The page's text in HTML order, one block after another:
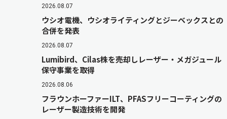
2026.08.07
ウシオ電機、ウシオライティングとジーベックスとの
合併を発表
2026.08.07
Lumibird、Cilas株を売却しレーザー・メガジュール
保守事業を取得
2026.08.06
フラウンホーファーILT、PFASフリーコーティングの
レーザー製造技術を開発